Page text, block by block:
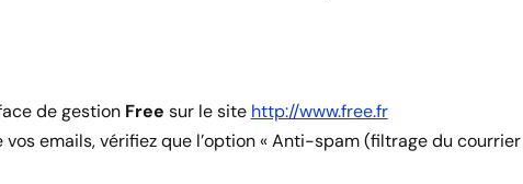
de gestion Free sur le site http://www.free.fr
vos emails, vérifiez que l’option « Anti-spam (filtrage du courrier